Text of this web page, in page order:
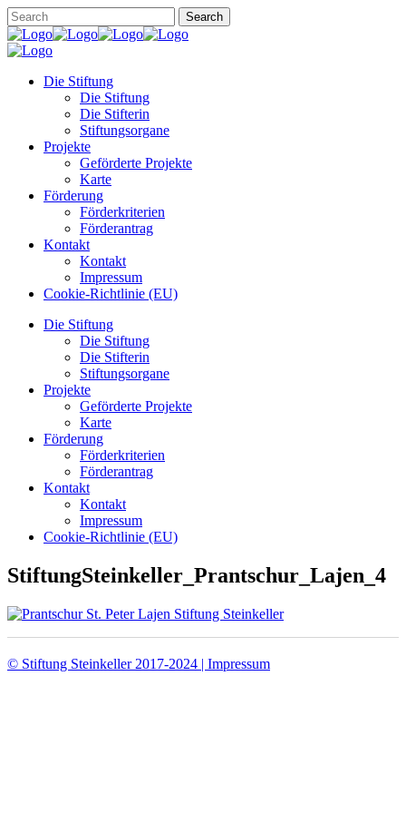
Die Stiftung
Die Stiftung
Die Stifterin
Stiftungsorgane
Projekte
Geförderte Projekte
Karte
Förderung
Förderkriterien
Förderantrag
Kontakt
Kontakt
Impressum
Cookie-Richtlinie (EU)
Die Stiftung
Die Stiftung
Die Stifterin
Stiftungsorgane
Projekte
Geförderte Projekte
Karte
Förderung
Förderkriterien
Förderantrag
Kontakt
Kontakt
Impressum
Cookie-Richtlinie (EU)
StiftungSteinkeller_Prantschur_Lajen_4
© Stiftung Steinkeller 2017-2024 | Impressum